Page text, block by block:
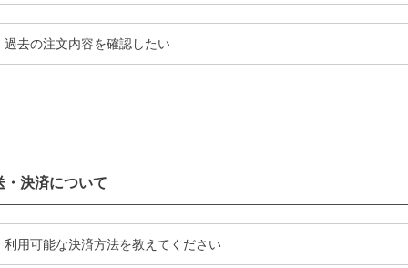
過去の注文内容を確認したい
・決済について
利用可能な決済方法を教えてください